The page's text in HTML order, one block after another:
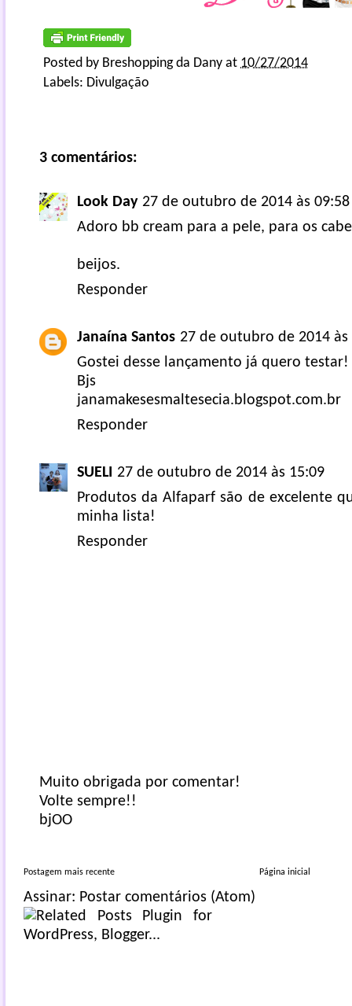
Posted by Breshopping da Dany at 10/27/2014
Labels: Divulgação
3 comentários:
Look Day 27 de outubro de 2014 às 09:58
Adoro bb cream para a pele, para os
beijos.
Responder
Janaína Santos 27 de outubro de 2014 às
Gostei desse lançamento já quero testar!
Bjs
janamakesesmaltesecia.blogspot.com.br
Responder
SUELI 27 de outubro de 2014 às 15:09
Produtos da Alfaparf são de excelente
minha lista!
Responder
Muito obrigada por comentar!
Volte sempre!!
bjOO
Postagem mais recente Página inicial
Assinar: Postar comentários (Atom)